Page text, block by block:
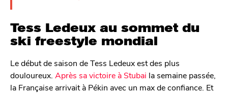
Tess Ledeux au sommet du
ski freestyle mondial
Le début de saison de Tess Ledeux est des plus
douloureux. Après sa victoire à Stubai la semaine passée,
la Française arrivait à Pékin avec un max de confiance. Et